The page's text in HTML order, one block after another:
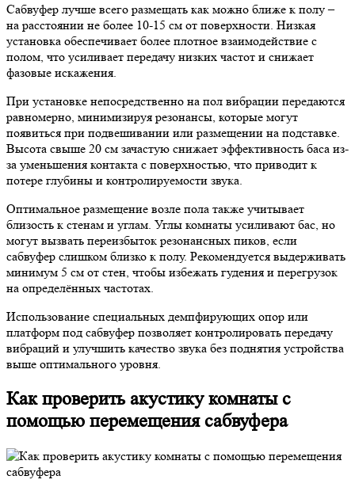
Сабвуфер лучше всего размещать как можно ближе к полу –
на расстоянии не более 10-15 см от поверхности. Низкая
установка обеспечивает более плотное взаимодействие с
полом, что усиливает передачу низких частот и снижает
фазовые искажения.
При установке непосредственно на пол вибрации передаются
равномерно, минимизируя резонансы, которые могут
появиться при подвешивании или размещении на подставке.
Высота свыше 20 см зачастую снижает эффективность баса из-
за уменьшения контакта с поверхностью, что приводит к
потере глубины и контролируемости звука.
Оптимальное размещение возле пола также учитывает
близость к стенам и углам. Углы комнаты усиливают бас, но
могут вызвать переизбыток резонансных пиков, если
сабвуфер слишком близко к полу. Рекомендуется выдерживать
минимум 5 см от стен, чтобы избежать гудения и перегрузок
на определённых частотах.
Использование специальных демпфирующих опор или
платформ под сабвуфер позволяет контролировать передачу
вибраций и улучшить качество звука без поднятия устройства
выше оптимального уровня.
Как проверить акустику комнаты с
помощью перемещения сабвуфера